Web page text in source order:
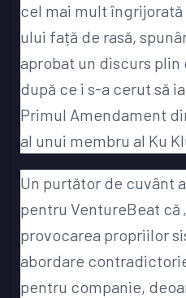
cel mai mult
ului față de rasă,
aprobat un discurs
după ce i s-a cerut să
Primul Amendament
al unui membru al Ku
Un purtător de cuvânt
pentru VentureBeat că
provocarea propriilor
abordare
pentru companie,